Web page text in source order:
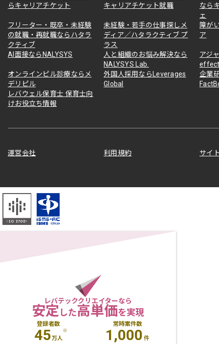
らキャリアチケット
キャリアチケット就職
なら
ェ
フリーター・既卒・未経験
の就職・再就職ならハタラ
クティブ
未経験・若手の仕事探しメ
ディア／ハタラクティブ プ
ラス
障が
ア
AI面接ならNALYSYS
人と組織のお悩み解決なら
NALYSYS Lab.
アジ
オンラインピル診療ならメ
デリピル
外国人採用ならLeverages
Global
企業
レバウェル保育士 保育士向
けお役立ち情報
運営会社 利用規約 サイ
レバテッククリエイターなら
安定した高単価を実現
登録者数
45万人
※
常時案件数
1,000 件